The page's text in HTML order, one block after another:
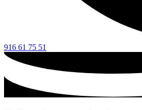
916 61 75 51